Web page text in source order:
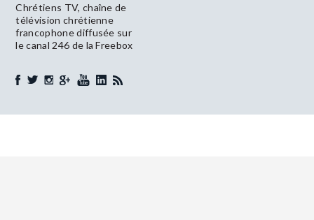
Chrétiens TV, chaîne de
télévision chrétienne
francophone diffusée sur
le canal 246 de la Freebox